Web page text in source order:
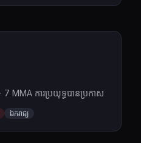
MMA ការប្រយុទ្ធបានប្រកាស
ឯករាជ្យ